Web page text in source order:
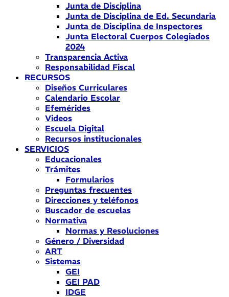
Junta de Disciplina
Junta de Disciplina de Ed. Secundaria
Junta de Disciplina de Inspectores
Junta Electoral Cuerpos Colegiados
2024
Transparencia Activa
Responsabilidad Fiscal
RECURSOS
Diseños Curriculares
Calendario Escolar
Efemérides
Videos
Escuela Digital
Recursos institucionales
SERVICIOS
Educacionales
Trámites
Formularios
Preguntas frecuentes
Direcciones y teléfonos
Buscador de escuelas
Normativa
Normas y Resoluciones
Género / Diversidad
ART
Sistemas
GEI
GEI PAD
IDGE